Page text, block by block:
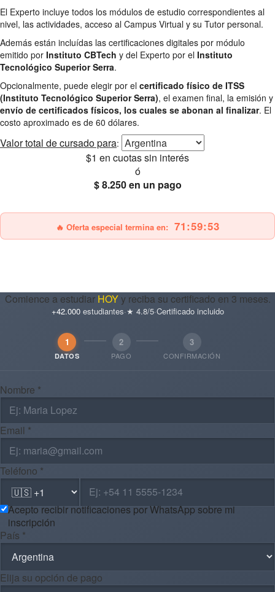
El Experto incluye todos los módulos de estudio correspondientes al
nivel, las actividades, acceso al Campus Virtual y su Tutor personal.
Además están incluídas las certificaciones digitales por módulo
emitido por Instituto CBTech y del Experto por el Instituto
Tecnológico Superior Serra.
Opcionalmente, puede elegir por el certificado físico de ITSS
(Instituto Tecnológico Superior Serra), el examen final, la emisión y
envío de certificados físicos, los cuales se abonan al finalizar. El
costo aproximado es de 60 dólares.
Valor total de cursado para:
$1 en cuotas sin interés
ó
$ 8.250en un pago
🔥 Oferta especial termina en: 71:59:51
Comience a estudiar HOYy reciba su certificado en 3 meses.
+42.000estudiantes·★ 4.8/5·Certificado incluido
1
DATOS
2
PAGO
3
CONFIRMACIÓN
Nombre *
Email *
Teléfono *
Acepto recibir notificaciones por WhatsApp sobre mi
inscripción
País *
Elija su opción de pago